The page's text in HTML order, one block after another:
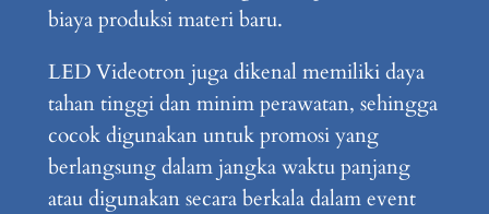
biaya produksi materi baru.
LED Videotron juga dikenal memiliki daya
tahan tinggi dan minim perawatan, sehingga
cocok digunakan untuk promosi yang
berlangsung dalam jangka waktu panjang
atau digunakan secara berkala dalam event